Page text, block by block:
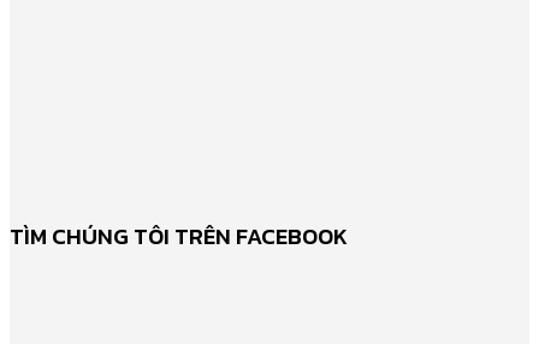
TÌM CHÚNG TÔI TRÊN FACEBOOK